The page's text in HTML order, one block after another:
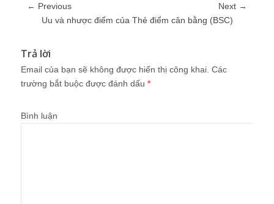
← Previous
Next →
Uu và nhược điểm của Thẻ điểm cân bằng (BSC)
Trả lời
Email của bạn sẽ không được hiển thị công khai. Các
trường bắt buộc được đánh dấu *
Bình luận